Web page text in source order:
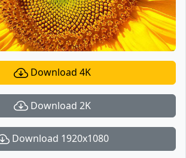
Download 4K
Download 2K
Download 1920x1080